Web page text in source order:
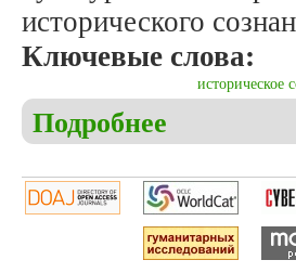
исторического
Ключевые слова:
историческое
Подробнее